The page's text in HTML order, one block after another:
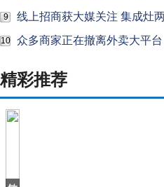
9 线上招商获大媒关注 集成灶
10 众多商家正在撤离外卖大平
精彩推荐